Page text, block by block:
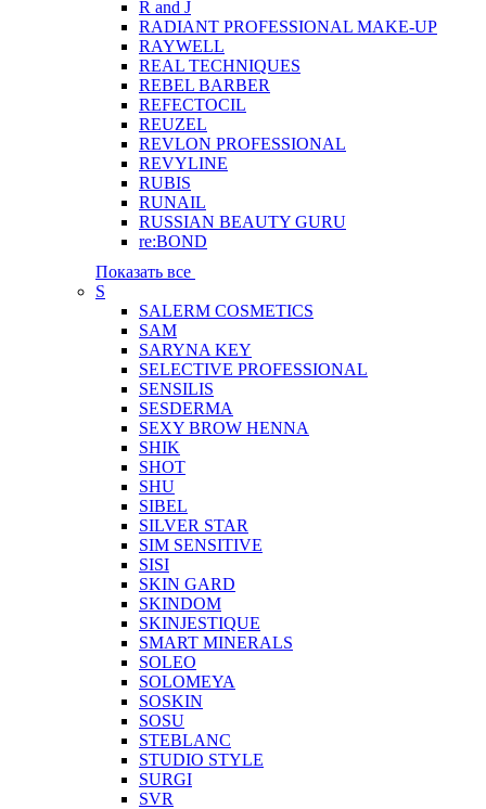
R and J
RADIANT PROFESSIONAL MAKE-UP
RAYWELL
REAL TECHNIQUES
REBEL BARBER
REFECTOCIL
REUZEL
REVLON PROFESSIONAL
REVYLINE
RUBIS
RUNAIL
RUSSIAN BEAUTY GURU
re:BOND
Показать все
S
SALERM COSMETICS
SAM
SARYNA KEY
SELECTIVE PROFESSIONAL
SENSILIS
SESDERMA
SEXY BROW HENNA
SHIK
SHOT
SHU
SIBEL
SILVER STAR
SIM SENSITIVE
SISI
SKIN GARD
SKINDOM
SKINJESTIQUE
SMART MINERALS
SOLEO
SOLOMEYA
SOSKIN
SOSU
STEBLANC
STUDIO STYLE
SURGI
SVR